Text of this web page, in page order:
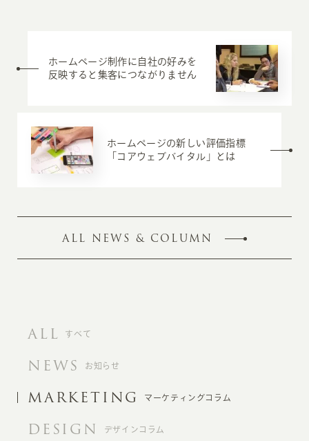
ホームページ制作に自社の好みを
反映すると集客につながりません
ホームページの新しい評価指標
「コアウェブバイタル」とは
ALL NEWS & COLUMN
ALL すべて
NEWS お知らせ
MARKETING マーケティングコラム
DESIGN デザインコラム